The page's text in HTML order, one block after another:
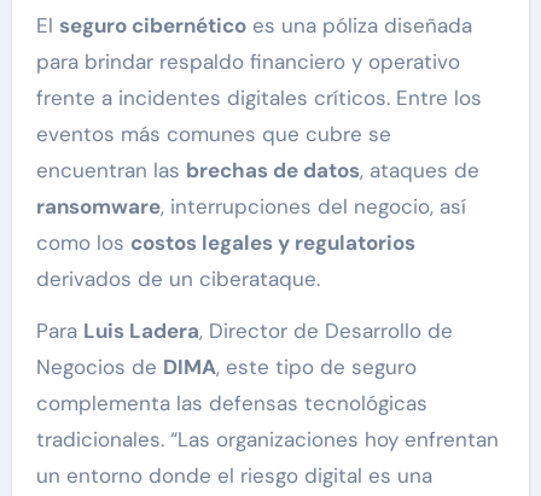
El seguro cibernéticoes una póliza diseñada
para brindar respaldo financiero y operativo
frente a incidentes digitales críticos. Entre los
eventos más comunes que cubre se
encuentran las brechas de datos, ataques de
ransomware, interrupciones del negocio, así
como los costos legales y regulatorios
derivados de un ciberataque.
Para Luis Ladera, Director de Desarrollo de
Negocios de DIMA, este tipo de seguro
complementa las defensas tecnológicas
tradicionales. “Las organizaciones hoy enfrentan
un entorno donde el riesgo digital es una